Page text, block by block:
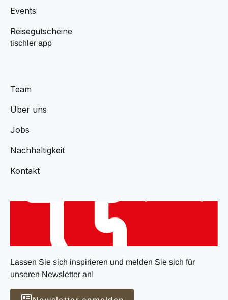
Events
Reisegutscheine
tischler app
Team
Über uns
Jobs
Nachhaltigkeit
Kontakt
Lassen Sie sich inspirieren und melden Sie sich für
unseren Newsletter an!